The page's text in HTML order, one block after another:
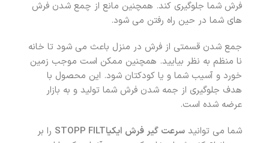
فرش شما جلوگیری کند. همچنین مانع از چمع شدن فرش
های شما در حین راه رفتن می شود.
جمع شدن قسمتی از فرش در منزل باعث می شود تا خانه
نا منظم به نظر بیایید. همچنین ممکن است موجب زمین
خورد و آسیب شما و یا کودکتان شود. این محصول با
هدف جلوگیری از جمه شدن فرش شما تولید و به بازار
عرضه شده است.
شما می توانید سرعت گیر فرش ایکیاSTOPP FILT
را بر